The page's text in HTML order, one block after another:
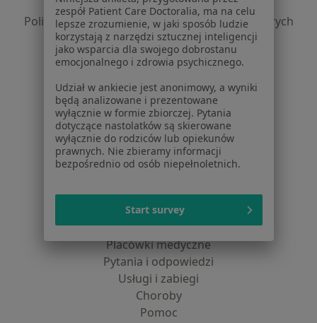
Polityka prywatności profesjonalistów
Polityka prywatności dla profesjonalistów, których
dane pozyskaliśmy samodzielnie
Polityka cookies
Jak działają wyniki wyszukiwania
Dostępność
O nas
Praca Rekrutujemy!
Partnerzy
Centrum prasowe
Kontakt
Lekarze
Placówki medyczne
Pytania i odpowiedzi
Usługi i zabiegi
Choroby
Pomoc
zespół Patient Care Doctoralia, ma na celu
lepsze zrozumienie, w jaki sposób ludzie
korzystają z narzędzi sztucznej inteligencji
jako wsparcia dla swojego dobrostanu
emocjonalnego i zdrowia psychicznego.
Udział w ankiecie jest anonimowy, a wyniki
będą analizowane i prezentowane
wyłącznie w formie zbiorczej. Pytania
dotyczące nastolatków są skierowane
wyłącznie do rodziców lub opiekunów
prawnych. Nie zbieramy informacji
bezpośrednio od osób niepełnoletnich.
Start survey